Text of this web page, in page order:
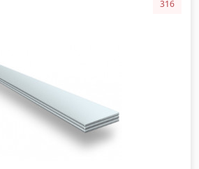
316